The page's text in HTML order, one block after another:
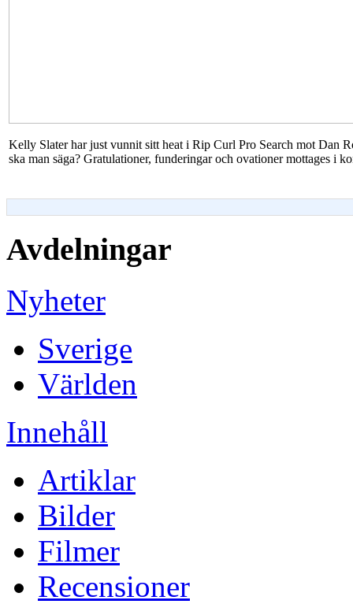
Kelly Slater har just vunnit sitt heat i Rip Curl Pro Search mot Dan
ska man säga? Gratulationer, funderingar och ovationer mottages i
Avdelningar
Nyheter
Sverige
Världen
Innehåll
Artiklar
Bilder
Filmer
Recensioner